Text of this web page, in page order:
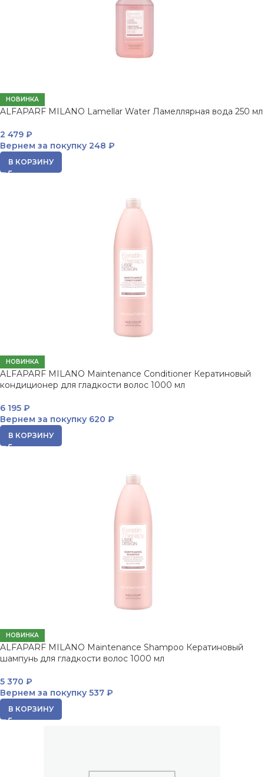
НОВИНКА
ALFAPARF MILANO Lamellar Water Ламеллярная вода 250 мл
2 479 ₽
Вернем за покупку 248 ₽
В КОРЗИНУ
НОВИНКА
ALFAPARF MILANO Maintenance Conditioner Кератиновый
кондиционер для гладкости волос 1000 мл
6 195 ₽
Вернем за покупку 620 ₽
В КОРЗИНУ
НОВИНКА
ALFAPARF MILANO Maintenance Shampoo Кератиновый
шампунь для гладкости волос 1000 мл
5 370 ₽
Вернем за покупку 537 ₽
В КОРЗИНУ